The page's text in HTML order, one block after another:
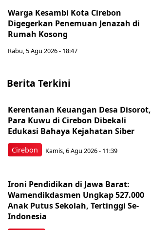
Warga Kesambi Kota Cirebon
Digegerkan Penemuan Jenazah di
Rumah Kosong
Rabu, 5 Agu 2026 - 18:47
Berita Terkini
Cirebon
Kerentanan Keuangan Desa Disorot,
Para Kuwu di Cirebon Dibekali
Edukasi Bahaya Kejahatan Siber
Kamis, 6 Agu 2026 - 11:39
Ironi Pendidikan di Jawa Barat:
Wamendikdasmen Ungkap 527.000
Anak Putus Sekolah, Tertinggi Se-
Indonesia